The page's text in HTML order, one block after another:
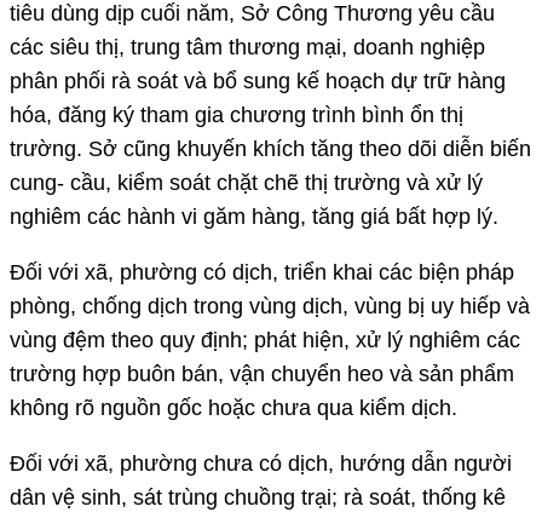
tiêu dùng dịp cuối năm, Sở Công Thương yêu cầu
các siêu thị, trung tâm thương mại, doanh nghiệp
phân phối rà soát và bổ sung kế hoạch dự trữ hàng
hóa, đăng ký tham gia chương trình bình ổn thị
trường. Sở cũng khuyến khích tăng theo dõi diễn biến
cung- cầu, kiểm soát chặt chẽ thị trường và xử lý
nghiêm các hành vi găm hàng, tăng giá bất hợp lý.
Đối với xã, phường có dịch, triển khai các biện pháp
phòng, chống dịch trong vùng dịch, vùng bị uy hiếp và
vùng đệm theo quy định; phát hiện, xử lý nghiêm các
trường hợp buôn bán, vận chuyển heo và sản phẩm
không rõ nguồn gốc hoặc chưa qua kiểm dịch.
Đối với xã, phường chưa có dịch, hướng dẫn người
dân vệ sinh, sát trùng chuồng trại; rà soát, thống kê